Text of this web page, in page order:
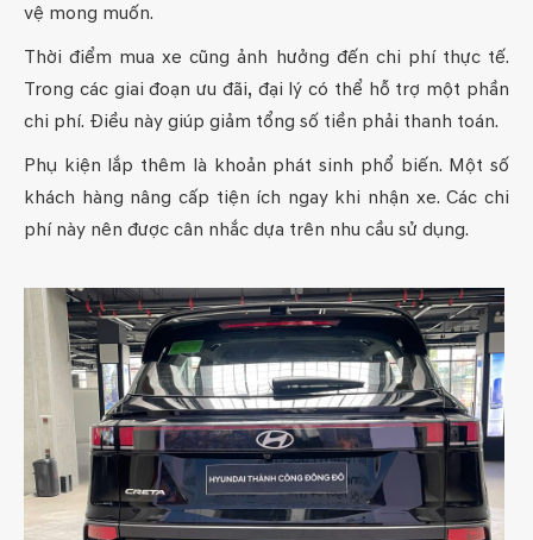
vệ mong muốn.
Thời điểm mua xe cũng ảnh hưởng đến chi phí thực tế.
Trong các giai đoạn ưu đãi, đại lý có thể hỗ trợ một phần
chi phí. Điều này giúp giảm tổng số tiền phải thanh toán.
Phụ kiện lắp thêm là khoản phát sinh phổ biến. Một số
khách hàng nâng cấp tiện ích ngay khi nhận xe. Các chi
phí này nên được cân nhắc dựa trên nhu cầu sử dụng.